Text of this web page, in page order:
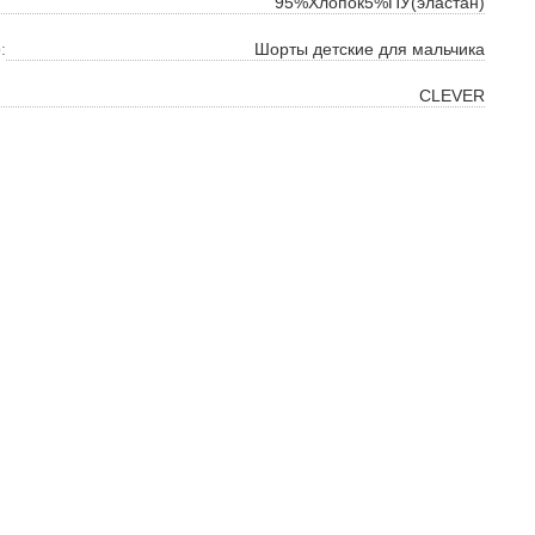
Шорты детские для мальчика
CLEVER